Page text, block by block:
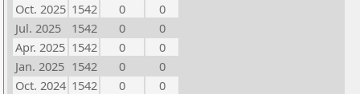
Oct. 2025 1542 0
0
Jul. 2025
1542 0
0
Apr. 2025 1542 0
0
Jan. 2025 1542 0
0
Oct. 2024 1542 0
0